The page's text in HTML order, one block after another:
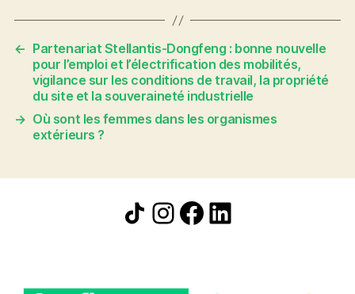
← Partenariat Stellantis-Dongfeng : bonne nouvelle
pour l’emploi et l’électrification des mobilités,
vigilance sur les conditions de travail, la propriété
du site et la souveraineté industrielle
→ Où sont les femmes dans les organismes
extérieurs ?
Icône de partage
Instagram
Facebook
LinkedIn